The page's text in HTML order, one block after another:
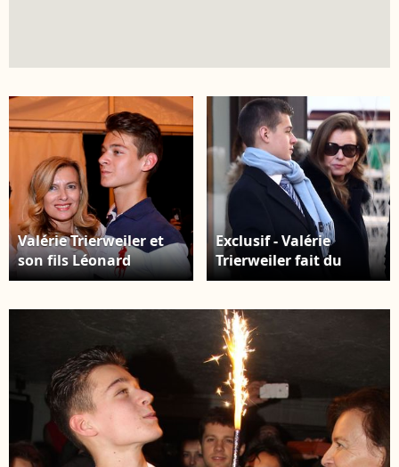
Valérie Trierweiler et
son fils Léonard
dansent lors de
Paris le 26 juin 2015.
Crédit : CEDRIC PERRIN
/ BESTIMAGE
Exclusif - Valérie
Trierweiler fait du
shopping avec son fils
littéraire Anna Jarota à
Londres. Le 24
novembre 2014 Crédit :
AGENCE / BESTIMAGE